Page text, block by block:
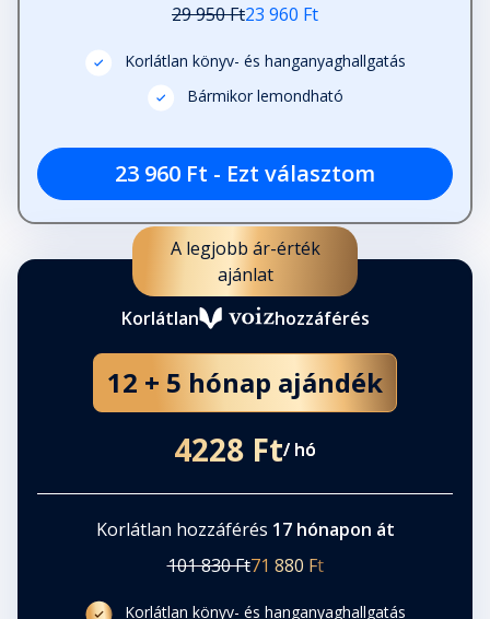
Darius: Fél óra múlva a…
Orion
Fejezet hossza:
Az öt perc órákra nyúlt.…
Fejezet hossza:
Darcy
Másnap reggel későn ébredtem.
Álmosan…
Fejezet hossza:
29 950 Ft23 960 Ft
Korlátlan könyv- és hanganyaghallgatás
Bármikor lemondható
23 960 Ft - Ezt választom
A legjobb ár-érték
ajánlat
Korlátlan
hozzáférés
12 + 5 hónap ajándék
4228 Ft/ hó
Korlátlan hozzáférés 17 hónapon át
101 830 Ft71 880 Ft
Korlátlan könyv- és hanganyaghallgatás